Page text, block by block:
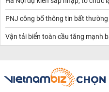
PNJ công bố thông tin bất
Vận tải biển toàn cầu tăng mạnh